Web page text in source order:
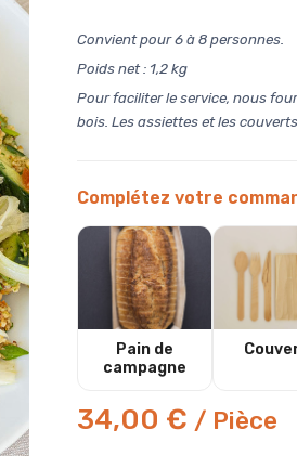
Convient pour 6 à 8 personnes.
Poids net : 1,2 kg
Pour faciliter le service, nous
bois. Les assiettes et les
Complétez votre
Pain de
campagne
34,00 € / Pièce